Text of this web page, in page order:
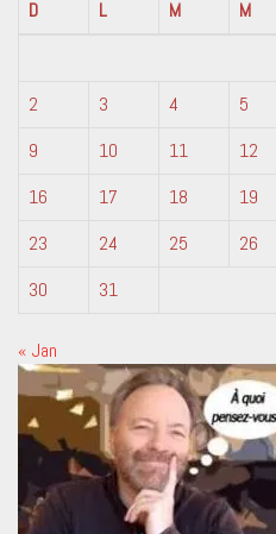
D
L M M
2
3 4 5
9
10 11 12
16
17 18 19
23
24 25 26
30
31
« Jan